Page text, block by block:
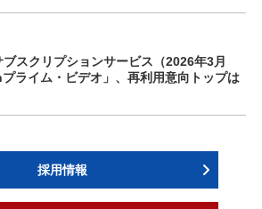
スクリプションサービス（2026年3月
ライム・ビデオ」、再利用意向トップは
採用情報